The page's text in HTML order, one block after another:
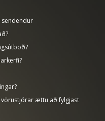
ættu að fylgjast